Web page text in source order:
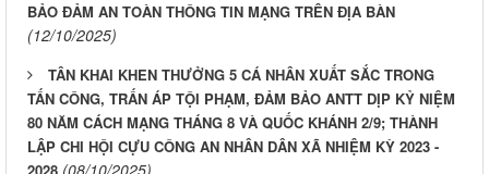
BẢO ĐẢM AN TOÀN THÔNG TIN MẠNG TRÊN ĐỊA BÀN
(12/10/2025)
TÂN KHAI KHEN THƯỞNG 5 CÁ NHÂN XUẤT SẮC TRONG
TẤN CÔNG, TRẤN ÁP TỘI PHẠM, ĐẢM BẢO ANTT DỊP KỶ NIỆM
80 NĂM CÁCH MẠNG THÁNG 8 VÀ QUỐC KHÁNH 2/9; THÀNH
LẬP CHI HỘI CỰU CÔNG AN NHÂN DÂN XÃ NHIỆM KỲ 2023 -